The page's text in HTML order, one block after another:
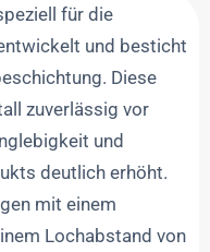
für die
und besticht
Diese
zuverlässig vor
und
deutlich erhöht.
mit einem
Lochabstand von